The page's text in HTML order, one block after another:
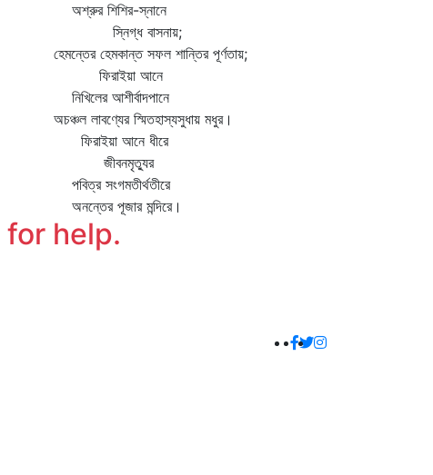
অশ্রুর শিশির-স্নানে
স্নিগ্ধ বাসনায়;
হেমন্তের হেমকান্ত সফল শান্তির পূর্ণতায়;
ফিরাইয়া আনে
নিখিলের আশীর্বাদপানে
অচঞ্চল লাবণ্যের স্মিতহাস্যসুধায় মধুর।
ফিরাইয়া আনে ধীরে
জীবনমৃত্যুর
পবিত্র সংগমতীর্থতীরে
অনন্তের পূজার মন্দিরে।
for help.